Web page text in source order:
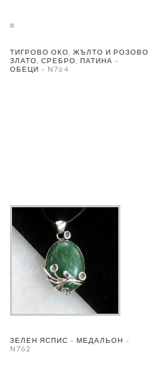
ТИГРОВО ОКО, ЖЪЛТО И РОЗОВО
ЗЛАТО, СРЕБРО, ПАТИНА –
ОБЕЦИ – N764
ЗЕЛЕН ЯСПИС – МЕДАЛЬОН –
N762